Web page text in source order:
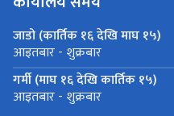
जाडो (कार्तिक १६ देखि माघ १५)
आइतबार - शुक्रबार
गर्मी (माघ १६ देखि कार्तिक १५)
आइतबार - शुक्रबार